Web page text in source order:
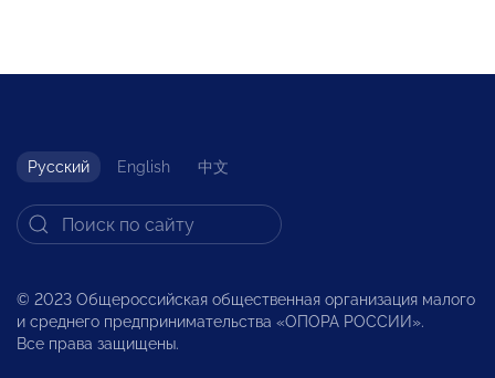
Русский English 中文
© 2023 Общероссийская общественная организация малого
и среднего предпринимательства «ОПОРА РОССИИ».
Все права защищены.